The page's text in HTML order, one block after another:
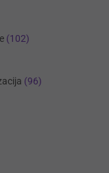
(102)
(96)